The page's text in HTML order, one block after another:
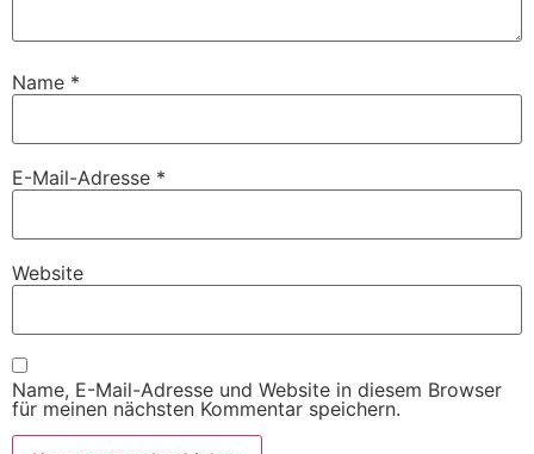
Name *
E-Mail-Adresse *
Website
Name, E-Mail-Adresse und Website in diesem Browser
für meinen nächsten Kommentar speichern.